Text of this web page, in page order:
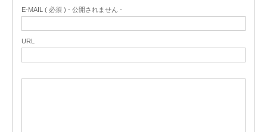
E-MAIL ( 必須 ) - 公開されません -
URL